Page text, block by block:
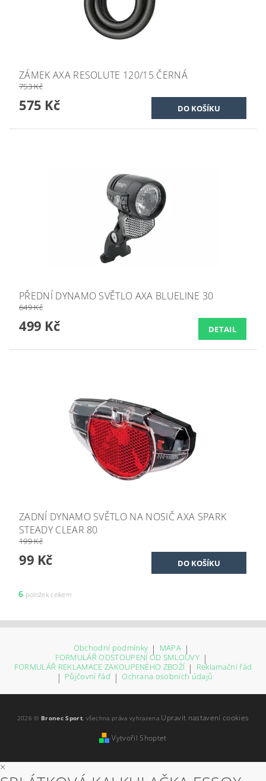
ZÁMEK AXA RESOLUTE 120/15 ČERNÁ
753 Kč
575 Kč
PŘEDNÍ DYNAMO SVĚTLO AXA BLUELINE 30
649 Kč
499 Kč DETAIL
ZADNÍ DYNAMO SVĚTLO NA NOSIČ AXA SPARK
STEADY CLEAR 80
199 Kč
99 Kč
6 položek celkem
Obchodní podmínky | MAPA |
FORMULÁŘ ODSTOUPENÍ OD SMLOUVY |
FORMULÁŘ REKLAMACE ZAKOUPENÉHO ZBOŽÍ | Reklamační řád
| Půjčovní řád | Ochrana osobních údajů
2026 © Bronec Sport, všechna práva vyhrazena Upravit nastavení cookies
Vytvořil Shoptet
×